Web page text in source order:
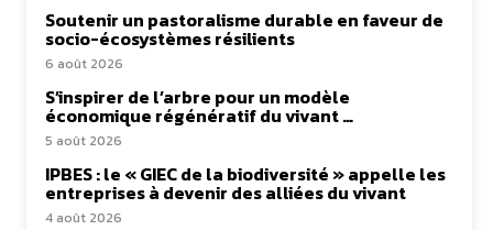
Soutenir un pastoralisme durable en faveur de
socio-écosystèmes résilients
6 août 2026
S’inspirer de l’arbre pour un modèle
économique régénératif du vivant …
5 août 2026
IPBES : le « GIEC de la biodiversité » appelle les
entreprises à devenir des alliées du vivant
4 août 2026